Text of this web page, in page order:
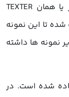
شما معرفی می کنیم. نوار نقاله منجید دار یا همان TEXTER
تا این نمونه
نمونه ها داشته
شده است. در